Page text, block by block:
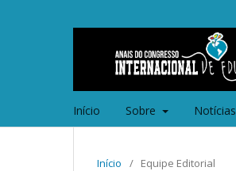
Início Sobre Notícias
Início / Equipe Editorial